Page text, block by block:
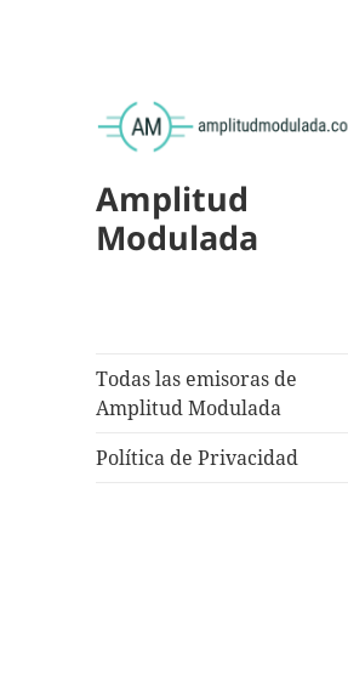
Amplitud
Modulada
Todas las emisoras de
Amplitud Modulada
Política de Privacidad